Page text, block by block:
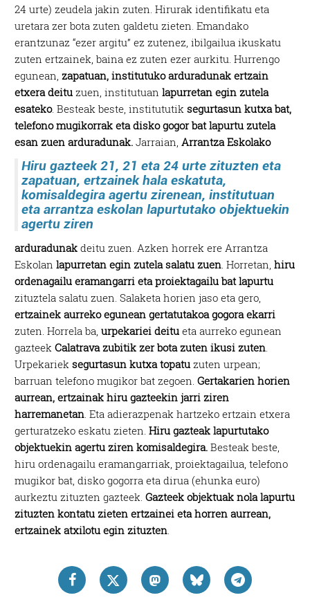
24 urte) zeudela jakin zuten. Hirurak identifikatu eta
uretara zer bota zuten galdetu zieten. Emandako
erantzunaz “ezer argitu” ez zutenez, ibilgailua ikuskatu
zuten ertzainek, baina ez zuten ezer aurkitu. Hurrengo
egunean,zapatuan, institutuko arduradunak ertzain
etxera deitu zuen, institutuanlapurretan egin zutela
esateko. Besteak beste, institututiksegurtasun kutxa bat,
telefono mugikorrak eta disko gogor bat lapurtu zutela
esan zuen arduradunak.
Hiru gazteek 21, 21 eta 24 urte zituzten eta
zapatuan, ertzainek hala eskatuta,
komisaldegira agertu zirenean, institutuan
eta arrantza eskolan lapurtutako objektuekin
agertu ziren
Jarraian,Arrantza Eskolako
arduradunak deitu zuen. Azken horrek ere Arrantza
Eskolanlapurretan egin zutela salatu zuen. Horretan,hiru
ordenagailu eramangarri eta proiektagailu bat lapurtu
zituztela salatu zuen. Salaketa horien jaso eta gero,
ertzainek aurreko egunean gertatutakoa gogora ekarri
zuten. Horrela ba,urpekariei deitu eta aurreko egunean
gazteek Calatrava zubitik zer bota zuten ikusi zuten.
Urpekarieksegurtasun kutxa topatu zuten urpean;
barruan telefono mugikor bat zegoen.Gertakarien horien
aurrean, ertzainak hiru gazteekin jarri ziren
harremanetan. Eta adierazpenak hartzeko ertzain etxera
gerturatzeko eskatu zieten.Hiru gazteak lapurtutako
objektuekin agertu ziren komisaldegira. Besteak beste,
hiru ordenagailu eramangarriak, proiektagailua, telefono
mugikor bat, disko gogorra eta dirua (ehunka euro)
aurkeztu zituzten gazteek.Gazteek objektuak nola lapurtu
zituzten kontatu zieten ertzainei eta horren aurrean,
ertzainek atxilotu egin zituzten.